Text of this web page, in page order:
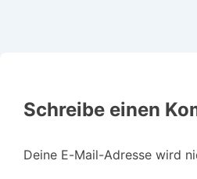
Schreibe einen
Deine E-Mail-Adresse wird